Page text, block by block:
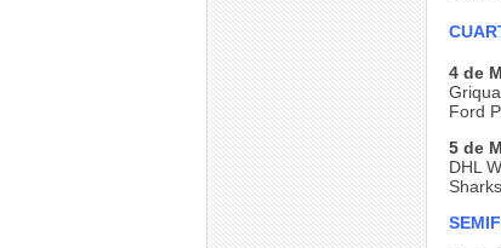
4 de
Ford
5 de
DHL